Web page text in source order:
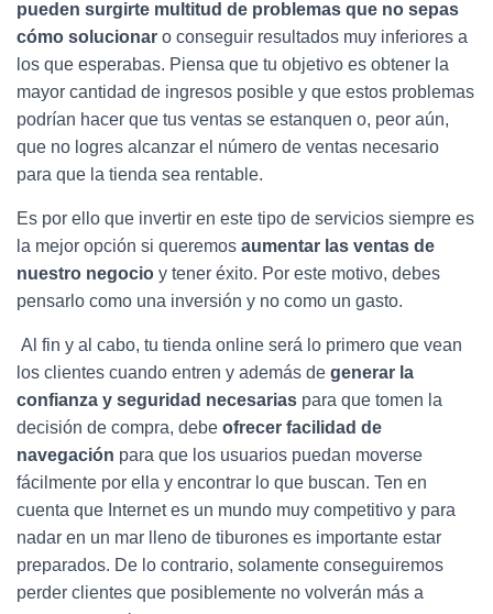
pueden surgirte multitud de problemas que no sepas
cómo solucionar o conseguir resultados muy inferiores a
los que esperabas. Piensa que tu objetivo es obtener la
mayor cantidad de ingresos posible y que estos problemas
podrían hacer que tus ventas se estanquen o, peor aún,
que no logres alcanzar el número de ventas necesario
para que la tienda sea rentable.
Es por ello que invertir en este tipo de servicios siempre es
la mejor opción si queremos aumentar las ventas de
nuestro negocio y tener éxito. Por este motivo, debes
pensarlo como una inversión y no como un gasto.
Al fin y al cabo, tu tienda online será lo primero que vean
los clientes cuando entren y además de generar la
confianza y seguridad necesarias para que tomen la
decisión de compra, debe ofrecer facilidad de
navegación para que los usuarios puedan moverse
fácilmente por ella y encontrar lo que buscan. Ten en
cuenta que Internet es un mundo muy competitivo y para
nadar en un mar lleno de tiburones es importante estar
preparados. De lo contrario, solamente conseguiremos
perder clientes que posiblemente no volverán más a